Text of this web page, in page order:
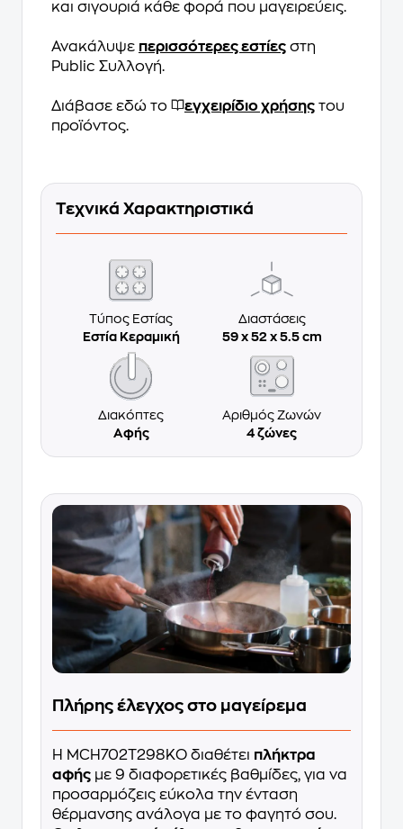
και σιγουριά κάθε φορά που μαγειρεύεις.
Ανακάλυψε περισσότερες εστίες στη
Public Συλλογή.
Διάβασε εδώ το εγχειρίδιο χρήσης του
προϊόντος.
Τεχνικά Χαρακτηριστικά
Τύπος Εστίας
Εστία Κεραμική
Διαστάσεις
59 x 52 x 5.5 cm
Διακόπτες
Αφής
Αριθμός Ζωνών
4 ζώνες
Πλήρης έλεγχος στο μαγείρεμα
Η MCH702T298KO διαθέτει πλήκτρα
αφής με 9 διαφορετικές βαθμίδες, για να
προσαρμόζεις εύκολα την ένταση
θέρμανσης ανάλογα με το φαγητό σου.